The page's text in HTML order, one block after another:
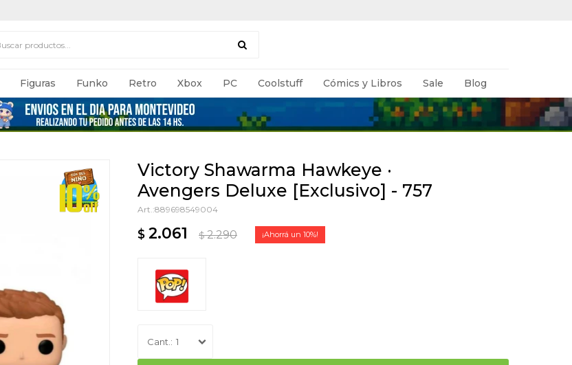
Figuras Funko Retro Xbox PC Coolstuff Cómics y Libros Sale Blog
Victory Shawarma Hawkeye ·
Avengers Deluxe [Exclusivo] - 757
889698549004
$ 2.061 $ 2.290 10
1